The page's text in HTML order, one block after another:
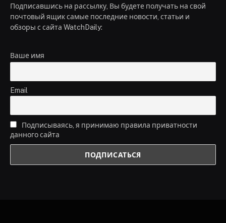
Подписавшись на рассылку, Вы будете получать на свой
почтовый ящик самые последние новости, статьи и
обзоры с сайта WatchDaily:
Ваше имя
Email
Подписываясь, я принимаю правила приватности
данного сайта